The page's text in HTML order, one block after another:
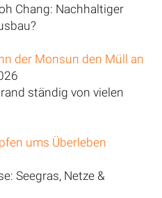
Chang: Nachhaltiger
der Monsun den Müll an
ständig von vielen
ums Überleben
Seegras, Netze &